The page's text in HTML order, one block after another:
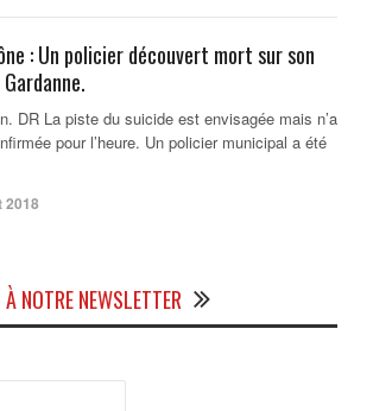
: Un policier découvert mort sur son
DR La piste du suicide est envisagée mais n’a
pour l’heure. Un policier municipal a été
2018
NOTRE NEWSLETTER